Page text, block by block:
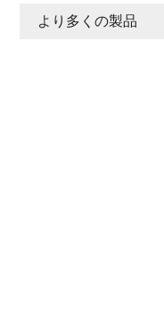
より多くの製品